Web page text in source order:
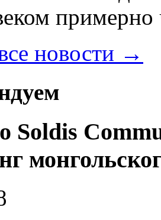
примерно
новости →
Soldis